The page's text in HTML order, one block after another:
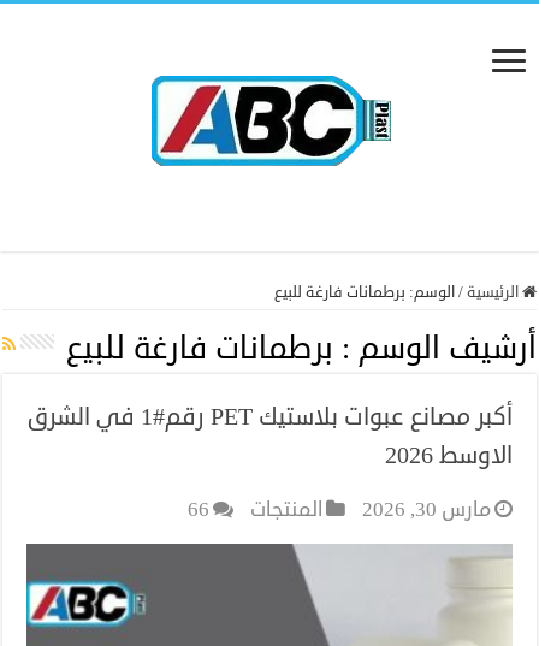
الرئيسية/الوسم: برطمانات فارغة للبيع
أرشيف الوسم : برطمانات فارغة للبيع
أكبر مصانع عبوات بلاستيك PET رقم#1 في الشرق
الاوسط 2026
مارس 30, 2026 المنتجات 66